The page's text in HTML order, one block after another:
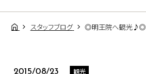
スタッフブログ ◎明王院へ観光♪◎
2015/08/23 観光